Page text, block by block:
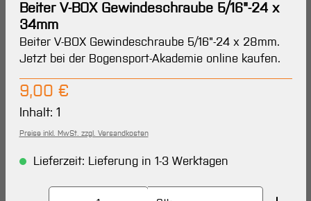
Beiter V-BOX Gewindeschraube 5/16"-24 x
34mm
Beiter V-BOX Gewindeschraube 5/16"-24 x 28mm.
Jetzt bei der Bogensport-Akademie online kaufen.
Regulärer Preis:
9,00 €
Inhalt: 1
Preise inkl. MwSt. zzgl. Versandkosten
Lieferzeit: Lieferung in 1-3 Werktagen
Produkt Anzahl: Gib den gewünschten Wert ein